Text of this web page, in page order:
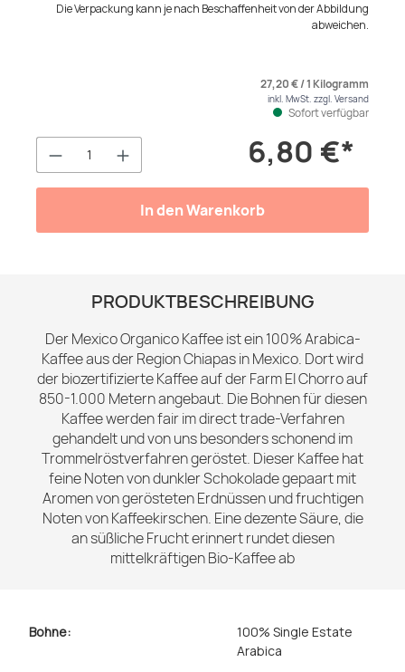
Die Verpackung kann je nach Beschaffenheit von der Abbildung
abweichen.
Produkt Anzahl: Gib den6,80 €*
27,20 € / 1 Kilogramm
inkl. MwSt. zzgl. Versand
Sofort verfügbar
In den Warenkorb
PRODUKTBESCHREIBUNG
Der Mexico Organico Kaffee ist ein 100% Arabica-
Kaffee aus der Region Chiapas in Mexico. Dort wird
der biozertifizierte Kaffee auf der Farm El Chorro auf
850-1.000 Metern angebaut. Die Bohnen für diesen
Kaffee werden fair im direct trade-Verfahren
gehandelt und von uns besonders schonend im
Trommelröstverfahren geröstet. Dieser Kaffee hat
feine Noten von dunkler Schokolade gepaart mit
Aromen von gerösteten Erdnüssen und fruchtigen
Noten von Kaffeekirschen. Eine dezente Säure, die
an süßliche Frucht erinnert rundet diesen
mittelkräftigen Bio-Kaffee ab
Bohne:
100% Single Estate
Arabica